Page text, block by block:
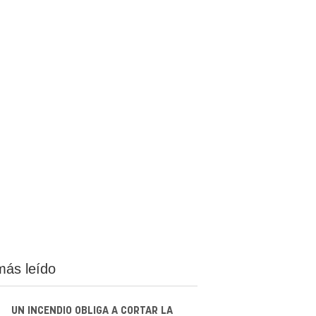
leído
UN INCENDIO OBLIGA A CORTAR LA